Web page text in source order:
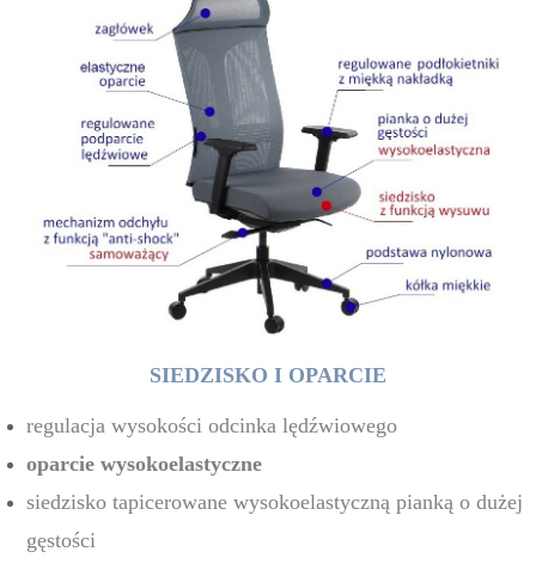
SIEDZISKO I OPARCIE
regulacja wysokości odcinka lędźwiowego
oparcie wysokoelastyczne
siedzisko tapicerowane wysokoelastyczną pianką o dużej
gęstości